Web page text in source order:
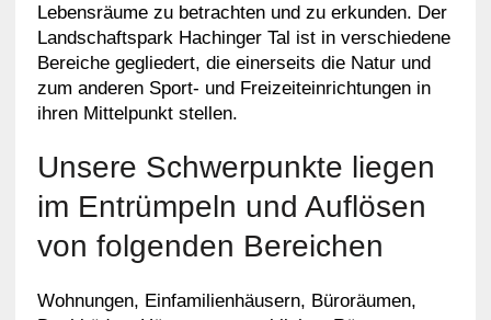
Lebensräume zu betrachten und zu erkunden. Der
Landschaftspark Hachinger Tal ist in verschiedene
Bereiche gegliedert, die einerseits die Natur und
zum anderen Sport- und Freizeiteinrichtungen in
ihren Mittelpunkt stellen.
Unsere Schwerpunkte liegen
im Entrümpeln und Auflösen
von folgenden Bereichen
Wohnungen, Einfamilienhäusern, Büroräumen,